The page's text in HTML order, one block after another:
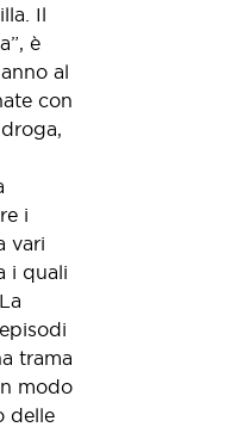
Il
è
al
con
i
vari
i quali
. La
trama
modo
delle